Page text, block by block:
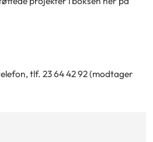
tlf. 23 64 42 92 (modtager